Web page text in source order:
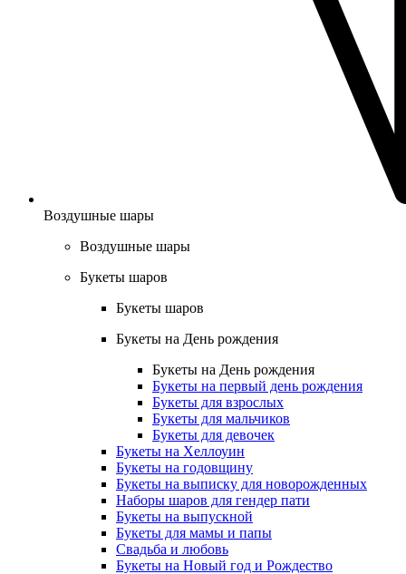
Воздушные шары
Воздушные шары
Букеты шаров
Букеты шаров
Букеты на День рождения
Букеты на День рождения
Букеты на первый день рождения
Букеты для взрослых
Букеты для мальчиков
Букеты для девочек
Букеты на Хеллоуин
Букеты на годовщину
Букеты на выписку для новорожденных
Наборы шаров для гендер пати
Букеты на выпускной
Букеты для мамы и папы
Свадьба и любовь
Букеты на Новый год и Рождество